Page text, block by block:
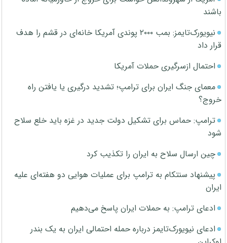
باشند
نیویورک‌تایمز: بمب ۲۰۰۰ پوندی آمریکا خانه‌ای در قشم را هدف
قرار داد
احتمال ازسرگیری حملات آمریکا
معمای جنگ ایران برای ترامپ؛ تشدید درگیری یا یافتن راه
خروج؟
ترامپ: حماس برای تشکیل دولت جدید در غزه باید خلع سلاح
شود
چین ارسال سلاح به ایران را تکذیب کرد
پیشنهاد سنتکام به ترامپ برای عملیات هوایی دو هفته‌ای علیه
ایران
ادعای ترامپ: به حملات ایران پاسخ می‌دهیم
ادعای نیویورک‌تایمز درباره حمله احتمالی ایران به یک بندر